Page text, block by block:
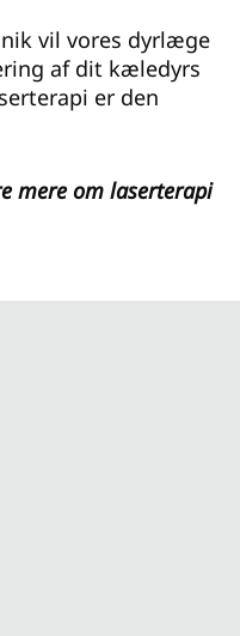
vil vores dyrlæge
af dit kæledyrs
er den
mere om laserterapi